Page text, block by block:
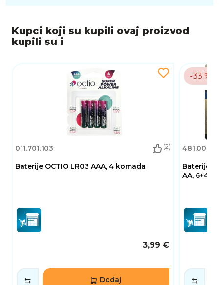
Kupci koji su kupili ovaj proizvod
kupili su i
011.701.103 (2)
Baterije OCTIO LR03 AAA, 4 komada
3,99 €
Dodaj
-33 %
Baterije
AA, 6+4